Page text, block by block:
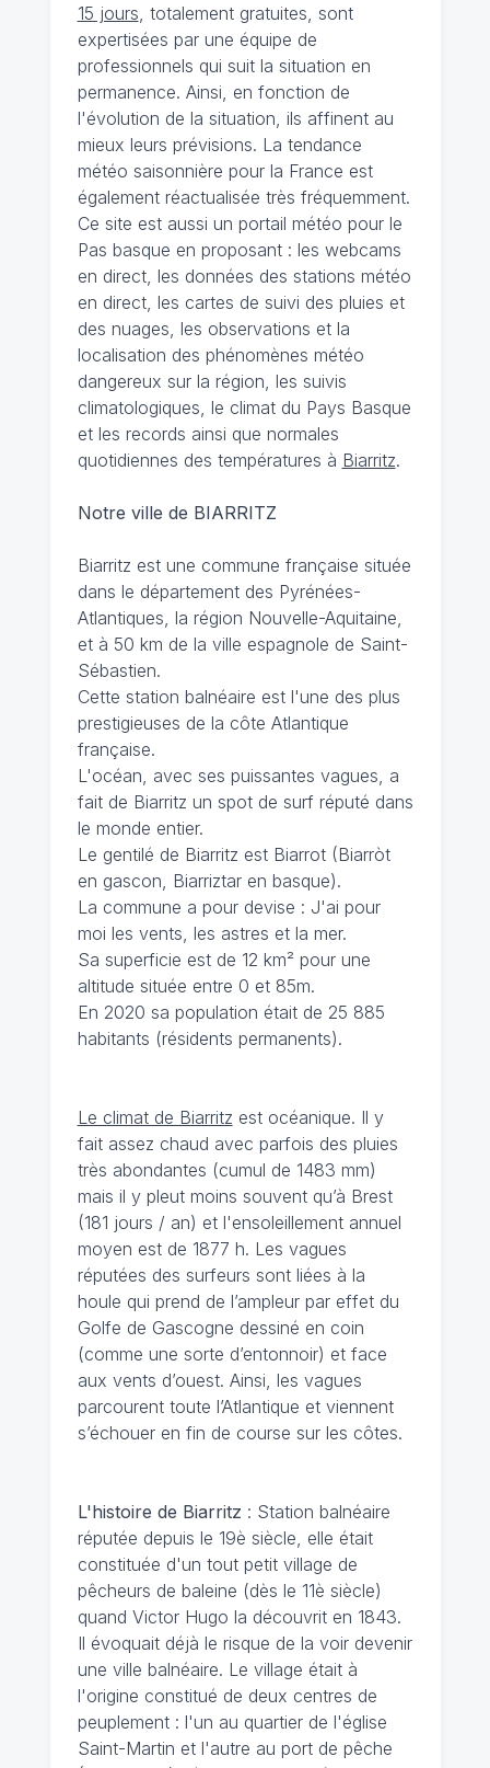
15 jours , totalement gratuites, sont
expertisées par une équipe de
professionnels qui suit la situation en
permanence. Ainsi, en fonction de
l'évolution de la situation, ils affinent au
mieux leurs prévisions. La tendance
météo saisonnière pour la France est
également réactualisée très fréquemment.
Ce site est aussi un portail météo pour le
Pas basque en proposant : les webcams
en direct, les données des stations météo
en direct, les cartes de suivi des pluies et
des nuages, les observations et la
localisation des phénomènes météo
dangereux sur la région, les suivis
climatologiques, le climat du Pays Basque
et les records ainsi que normales
quotidiennes des températures à Biarritz.
Notre ville de BIARRITZ
Biarritz est une commune française située
dans le département des Pyrénées-
Atlantiques, la région Nouvelle-Aquitaine,
et à 50 km de la ville espagnole de Saint-
Sébastien.
Cette station balnéaire est l'une des plus
prestigieuses de la côte Atlantique
française.
L'océan, avec ses puissantes vagues, a
fait de Biarritz un spot de surf réputé dans
le monde entier.
Le gentilé de Biarritz est Biarrot (Biarròt
en gascon, Biarriztar en basque).
La commune a pour devise : J'ai pour
moi les vents, les astres et la mer.
Sa superficie est de 12 km² pour une
altitude située entre 0 et 85m.
En 2020 sa population était de 25 885
habitants (résidents permanents).
Le climat de Biarritz est océanique. Il y
fait assez chaud avec parfois des pluies
très abondantes (cumul de 1483 mm)
mais il y pleut moins souvent qu’à Brest
(181 jours / an) et l'ensoleillement annuel
moyen est de 1877 h. Les vagues
réputées des surfeurs sont liées à la
houle qui prend de l’ampleur par effet du
Golfe de Gascogne dessiné en coin
(comme une sorte d’entonnoir) et face
aux vents d’ouest. Ainsi, les vagues
parcourent toute l’Atlantique et viennent
s’échouer en fin de course sur les côtes.
L'histoire de Biarritz : Station balnéaire
réputée depuis le 19è siècle, elle était
constituée d'un tout petit village de
pêcheurs de baleine (dès le 11è siècle)
quand Victor Hugo la découvrit en 1843.
Il évoquait déjà le risque de la voir devenir
une ville balnéaire. Le village était à
l'origine constitué de deux centres de
peuplement : l'un au quartier de l'église
Saint-Martin et l'autre au port de pêche